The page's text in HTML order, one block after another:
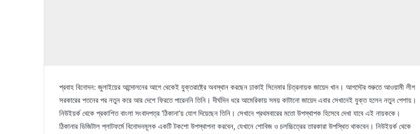
প্রবাহ বিনোদন: জুলাইয়ের আন্দোলনের আগে থেকেই যুক্তরাষ্ট্রে অবস্থান করছেন ঢাকাই সিনেমার চিত্রনায়ক জায়েদ খান। আগস্টের শুরুতে আওয়ামী লীগ
সরকারের পতনের পর নতুন করে আর দেশে ফিরতে পারেননি তিনি। দীর্ঘদিন ধরে আমেরিকায় সময় কাটানো জায়েদ এবার সেখানেই যুক্ত হলেন নতুন পেশায়।
নিউইয়র্ক থেকে প্রকাশিত বাংলা সংবাদপত্র ‘ঠিকানা’য় যোগ দিয়েছেন তিনি। সেখানে প্রথমবারের মতো উপস্থাপক হিসেবে দেখা যাবে এই নায়ককে।
ঠিকানার ডিজিটাল প্লাটফর্মে বিনোদনমূলক একটি টকশো উপস্থাপনা করবেন, যেখানে শোবিজ ও চলচ্চিত্রের তারকারা উপস্থিত থাকবেন। নিউইয়র্ক থেকে